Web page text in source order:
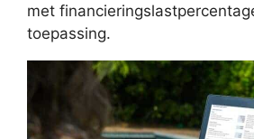
met
toepassing.